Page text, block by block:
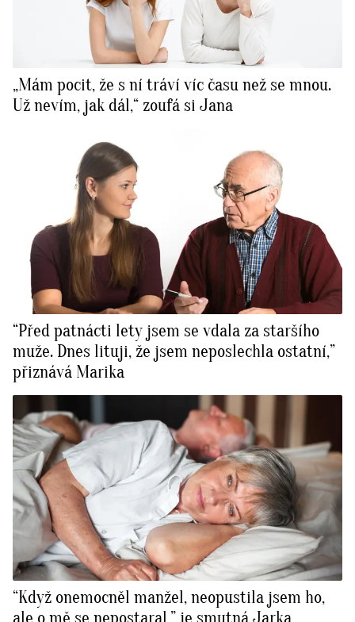
„Mám pocit, že s ní tráví víc času než se mnou.
Už nevím, jak dál,“ zoufá si Jana
“Před patnácti lety jsem se vdala za staršího
muže. Dnes lituji, že jsem neposlechla ostatní,”
přiznává Marika
“Když onemocněl manžel, neopustila jsem ho,